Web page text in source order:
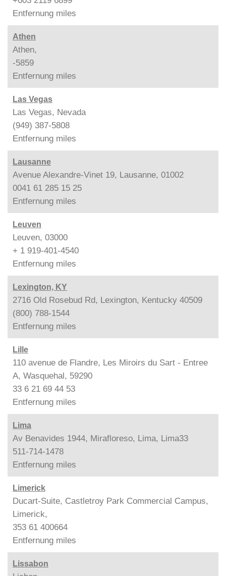
Entfernung miles
Athen
Athen,
-5859
Entfernung miles
Las Vegas
Las Vegas, Nevada
(949) 387-5808
Entfernung miles
Lausanne
Avenue Alexandre-Vinet 19, Lausanne, 01002
0041 61 285 15 25
Entfernung miles
Leuven
Leuven, 03000
+ 1 919-401-4540
Entfernung miles
Lexington, KY
2716 Old Rosebud Rd, Lexington, Kentucky 40509
(800) 788-1544
Entfernung miles
Lille
110 avenue de Flandre, Les Miroirs du Sart - Entree
A, Wasquehal, 59290
33 6 21 69 44 53
Entfernung miles
Lima
Av Benavides 1944, Mirafloreso, Lima, Lima33
511-714-1478
Entfernung miles
Limerick
Ducart-Suite, Castletroy Park Commercial Campus,
Limerick,
353 61 400664
Entfernung miles
Lissabon